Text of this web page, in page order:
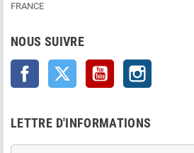
FRANCE
NOUS SUIVRE
Facebook Twitter YouTube
LETTRE D'INFORMATIONS